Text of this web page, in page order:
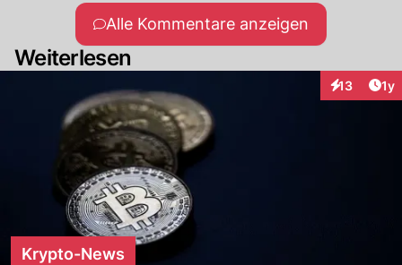
haben, dass sie Veruste einfach wegstecken
können.
Alle Kommentare anzeigen
Weiterlesen
13 1y
Krypto-News